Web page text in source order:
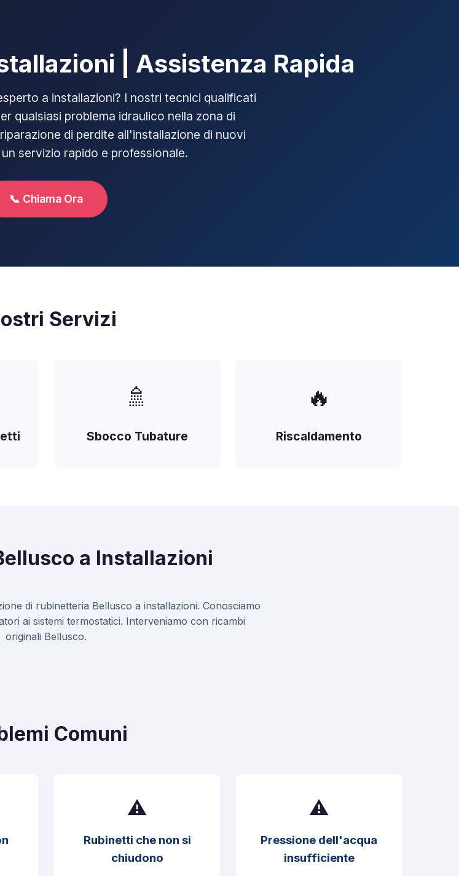
| Assistenza Rapida
a installazioni? I nostri tecnici qualificati
qualsiasi problema idraulico nella zona di
di perdite all'installazione di nuovi
servizio rapido e professionale.
📞 Chiama Ora
Servizi
🚿
Sbocco Tubature
🔥
Riscaldamento
a Installazioni
di rubinetteria Bellusco a installazioni. Conosciamo
ai sistemi termostatici. Interveniamo con ricambi
originali Bellusco.
Comuni
⚠️
Rubinetti che non si
chiudono
⚠️
Pressione dell'acqua
insufficiente